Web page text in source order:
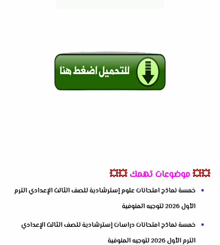
💥💥موضوعات تهمك 💥💥
خمسة نماذج امتحانات علوم إسترشادية للصف الثالث الإعدادي الترم
الأول 2026 لتوجيه المنوفية
خمسة نماذج امتحانات دراسات إسترشادية للصف الثالث الإعدادي
الترم الأول 2026 لتوجيه المنوفية